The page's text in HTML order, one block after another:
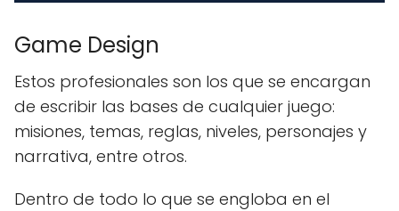
Game Design
Estos profesionales son los que se encargan
de escribir las bases de cualquier juego:
misiones, temas, reglas, niveles, personajes y
narrativa, entre otros.
Dentro de todo lo que se engloba en el